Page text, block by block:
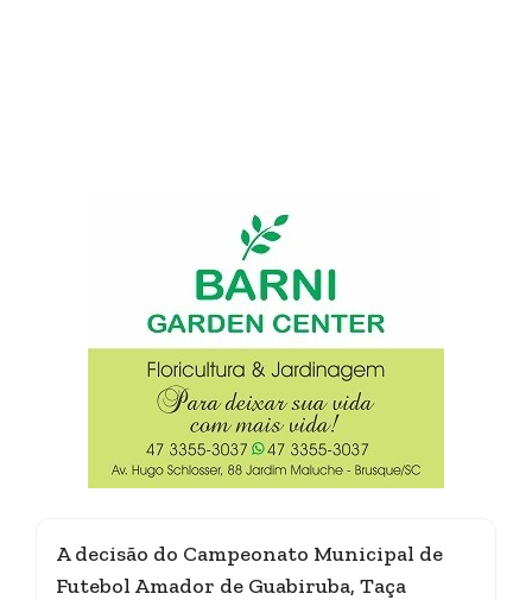
A decisão do Campeonato Municipal de
Futebol Amador de Guabiruba, Taça